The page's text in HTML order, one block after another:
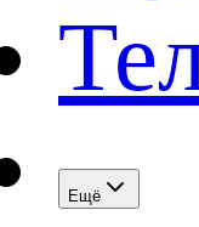
Eщё